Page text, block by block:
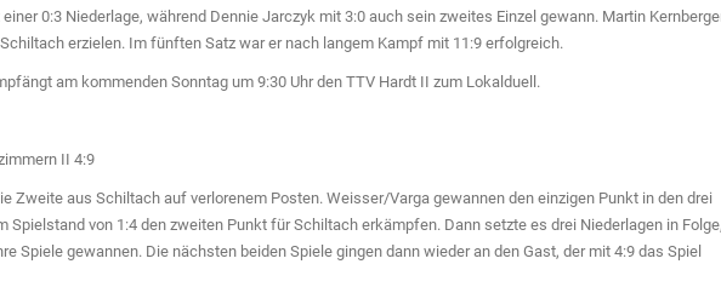
0:3 Niederlage, während Dennie Jarczyk mit 3:0 auch sein zweites Einzel gewann. Martin
erzielen. Im fünften Satz war er nach langem Kampf mit 11:9 erfolgreich.
am kommenden Sonntag um 9:30 Uhr den TTV Hardt II zum Lokalduell.
II 4:9
Zweite aus Schiltach auf verlorenem Posten. Weisser/Varga gewannen den einzigen Punkt in den drei
Spielstand von 1:4 den zweiten Punkt für Schiltach erkämpfen. Dann setzte es drei Niederlagen in
Spiele gewannen. Die nächsten beiden Spiele gingen dann wieder an den Gast, der mit 4:9 das Spiel